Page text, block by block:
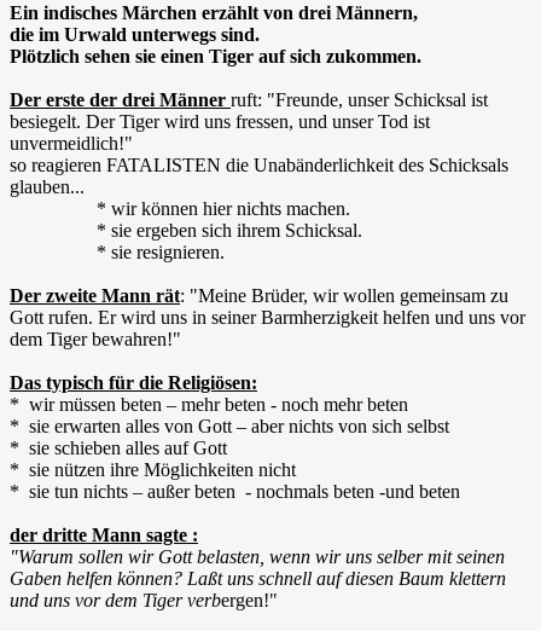
Ein indisches Märchen erzählt von drei Männern,
die im Urwald unterwegs sind.
Plötzlich sehen sie einen Tiger auf sich zukommen.
Der erste der drei Männer ruft: "Freunde, unser Schicksal ist
besiegelt. Der Tiger wird uns fressen, und unser Tod ist
unvermeidlich!"
so reagieren FATALISTEN die Unabänderlichkeit des Schicksals
glauben...
* wir können hier nichts machen.
* sie ergeben sich ihrem Schicksal.
* sie resignieren.
Der zweite Mann rät: "Meine Brüder, wir wollen gemeinsam zu
Gott rufen. Er wird uns in seiner Barmherzigkeit helfen und uns vor
dem Tiger bewahren!"
Das typisch für die Religiösen:
* wir müssen beten – mehr beten - noch mehr beten
* sie erwarten alles von Gott – aber nichts von sich selbst
* sie schieben alles auf Gott
* sie nützen ihre Möglichkeiten nicht
* sie tun nichts – außer beten - nochmals beten -und beten
der dritte Mann sagte :
"Warum sollen wir Gott belasten, wenn wir uns selber mit seinen
Gaben helfen können? Laßt uns schnell auf diesen Baum klettern
und uns vor dem Tiger verbergen!"